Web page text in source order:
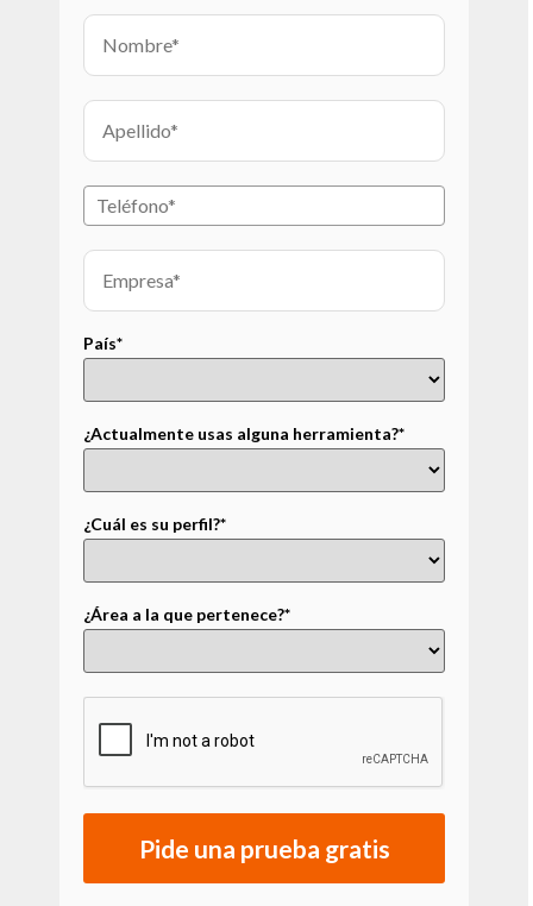
País*
¿Actualmente usas alguna herramienta?*
¿Cuál es su perfil?*
¿Área a la que pertenece?*
Pide una prueba gratis